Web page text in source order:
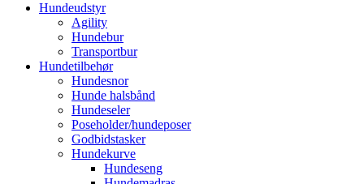
Hundeudstyr
Agility
Hundebur
Transportbur
Hundetilbehør
Hundesnor
Hunde halsbånd
Hundeseler
Poseholder/hundeposer
Godbidstasker
Hundekurve
Hundeseng